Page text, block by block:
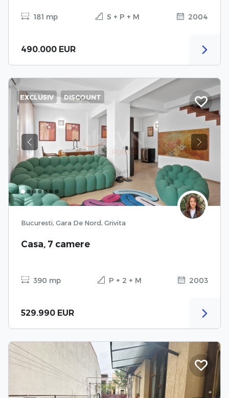
181 mp S + P + M 2004
490.000 EUR
Previous Next
EXCLUSIV DISCOUNT
Bucuresti, Gara De Nord, Grivita
Casa, 7 camere
390 mp P + 2 + M 2003
529.990 EUR